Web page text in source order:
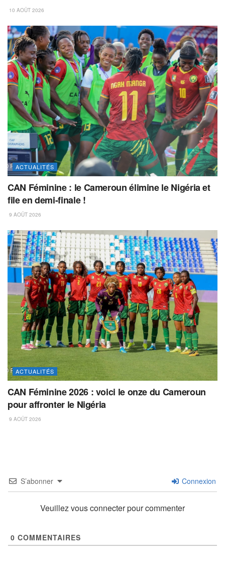
10 AOÛT 2026
ACTUALITÉS
CAN Féminine : le Cameroun élimine le Nigéria et
file en demi-finale !
9 AOÛT 2026
ACTUALITÉS
CAN Féminine 2026 : voici le onze du Cameroun
pour affronter le Nigéria
9 AOÛT 2026
S’abonner Connexion
Veuillez vous connecter pour commenter
0 COMMENTAIRES